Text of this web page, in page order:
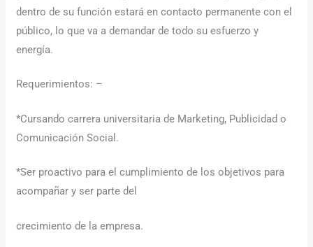
dentro de su función estará en contacto permanente con el
público, lo que va a demandar de todo su esfuerzo y
energía.
Requerimientos: –
*Cursando carrera universitaria de Marketing, Publicidad o
Comunicación Social.
*Ser proactivo para el cumplimiento de los objetivos para
acompañar y ser parte del
crecimiento de la empresa.